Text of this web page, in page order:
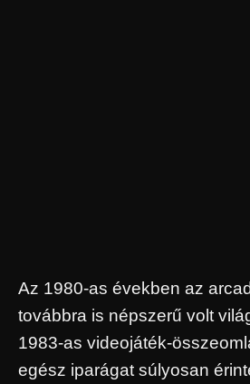
Az 1980-as években az
továbbra is népszerű volt
1983-as videojáték-
egész iparágat súlyosan